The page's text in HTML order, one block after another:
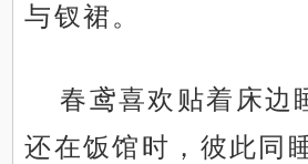
与钗裙。
春鸢喜欢贴着床边
还在饭馆时，彼此同